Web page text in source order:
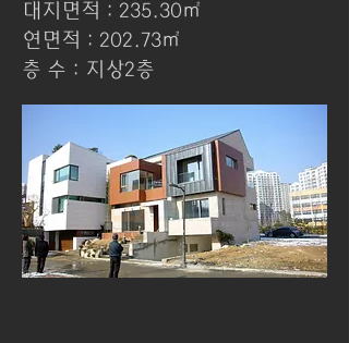
대지면적 : 235.30㎡
연면적 : 202.73㎡
층 수 : 지상2층